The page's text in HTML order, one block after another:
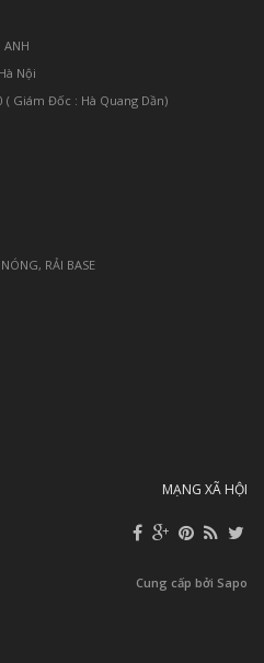
ANH
Nội
( Giám Đốc : Hà Quang Dần)
RẢI BASE
MẠNG XÃ HỘI
Cung cấp bởi Sapo